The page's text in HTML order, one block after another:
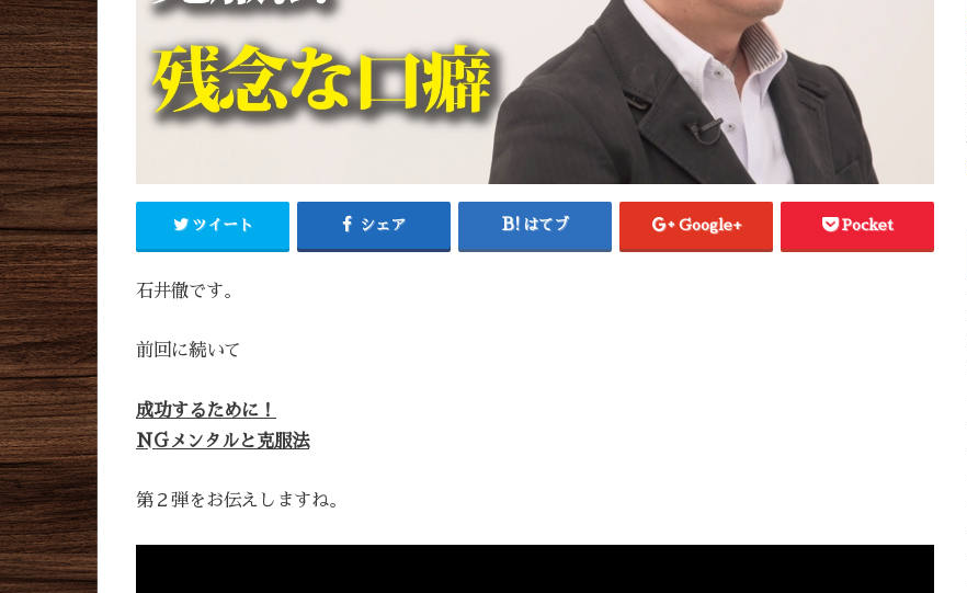
ツイート シェア はてブ Google+ Pocket
石井徹です。
前回に続いて
成功するために！
NGメンタルと克服法
第２弾をお伝えしますね。